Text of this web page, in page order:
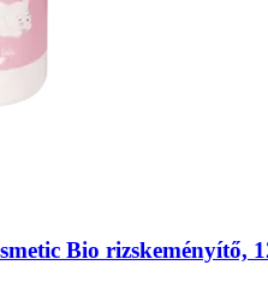
Bio rizskeményítő,